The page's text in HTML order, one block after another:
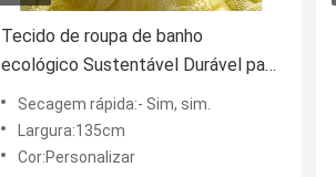
Tecido de roupa de banho
ecológico Sustentável Durável para
materiais de roupa de banho
Secagem rápida:- Sim, sim.
Largura:135cm
Cor:Personalizar